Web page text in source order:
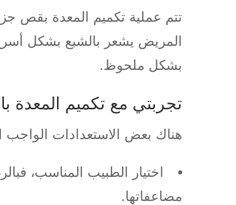
تتم عملية تكميم المعدة بقص
المريض يشعر بالشبع بشكل
بشكل ملحوظ.
تجربتي مع تكميم المعدة
هناك بعض الاستعدادات الواجب
اختيار الطبيب المناسب،
مضاعفاتها.